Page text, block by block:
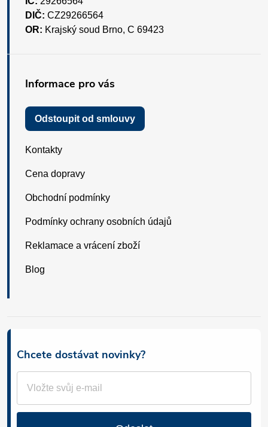
DIČ: CZ29266564
OR: Krajský soud Brno, C 69423
Informace pro vás
Odstoupit od smlouvy
Kontakty
Cena dopravy
Obchodní podmínky
Podmínky ochrany osobních údajů
Reklamace a vrácení zboží
Blog
Chcete dostávat novinky?